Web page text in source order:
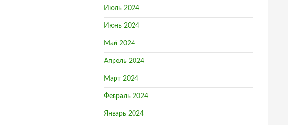
Июль 2024
Июнь 2024
Май 2024
Апрель 2024
Март 2024
Февраль 2024
Январь 2024